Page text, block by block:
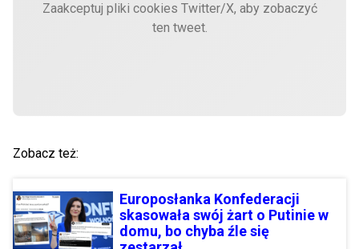
Zaakceptuj pliki cookies Twitter/X, aby zobaczyć
ten tweet.
Zobacz też:
Europosłanka Konfederacji
skasowała swój żart o Putinie w
domu, bo chyba źle się